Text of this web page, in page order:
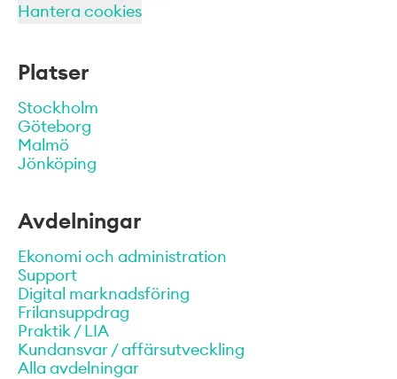
Hantera cookies
Platser
Stockholm
Göteborg
Malmö
Jönköping
Avdelningar
Ekonomi och administration
Support
Digital marknadsföring
Frilansuppdrag
Praktik / LIA
Kundansvar / affärsutveckling
Alla avdelningar